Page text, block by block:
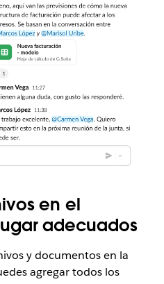
en el
adecuados
y documentos en la
agregar todos los